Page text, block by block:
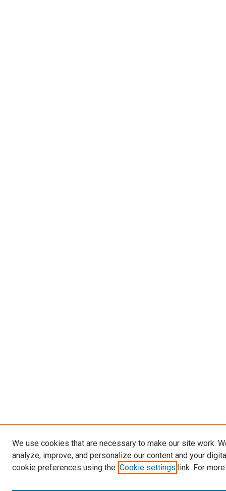
We use cookies that are necessary to make our site work.
analyze, improve, and personalize our content and your
cookie preferences using the Cookie settings link. For